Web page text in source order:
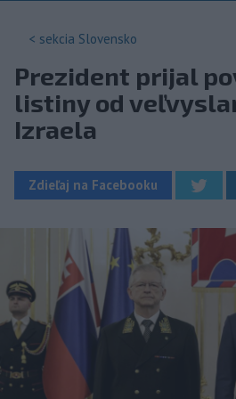
< sekcia Slovensko
Prezident prijal
listiny od
Izraela
Zdieľaj na Facebooku